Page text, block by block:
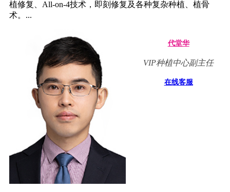
植修复、All-on-4技术，即刻修复及各种复杂种植、植骨
术。...
代堂华
VIP种植中心副主任
在线客服